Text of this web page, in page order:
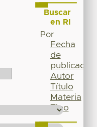
Buscar
en RI
Por
Fecha
de
publicación
Autor
Título
Materia
Tipo